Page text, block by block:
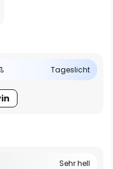
Tageslicht
Sehr hell